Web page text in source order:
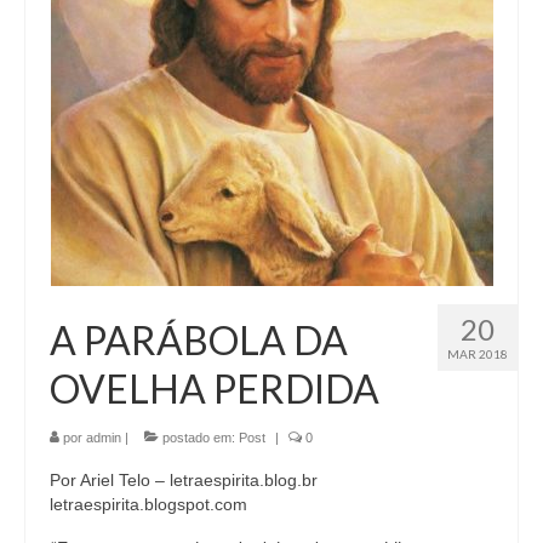
20
MAR 2018
A PARÁBOLA DA
OVELHA PERDIDA
por admin | postado em: Post | 0
Por Ariel Telo – letraespirita.blog.br
letraespirita.blogspot.com